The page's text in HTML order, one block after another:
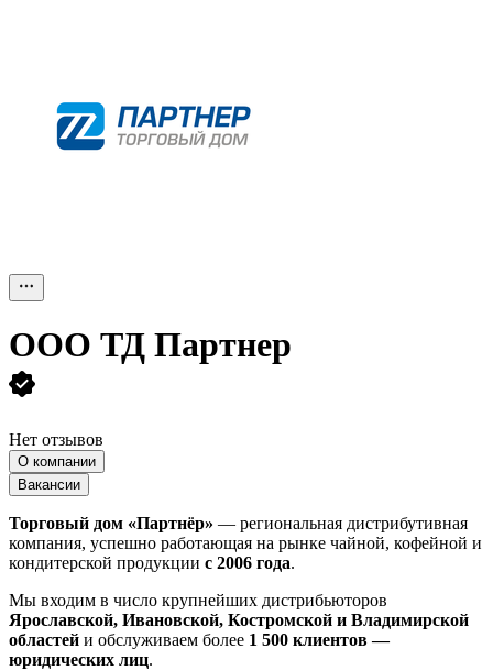
ООО ТД Партнер
Нет отзывов
О компании
Вакансии
Торговый дом «Партнёр» — региональная дистрибутивная
компания, успешно работающая на рынке чайной, кофейной и
кондитерской продукции с 2006 года.
Мы входим в число крупнейших дистрибьюторов
Ярославской, Ивановской, Костромской и Владимирской
областей и обслуживаем более 1 500 клиентов —
юридических лиц.